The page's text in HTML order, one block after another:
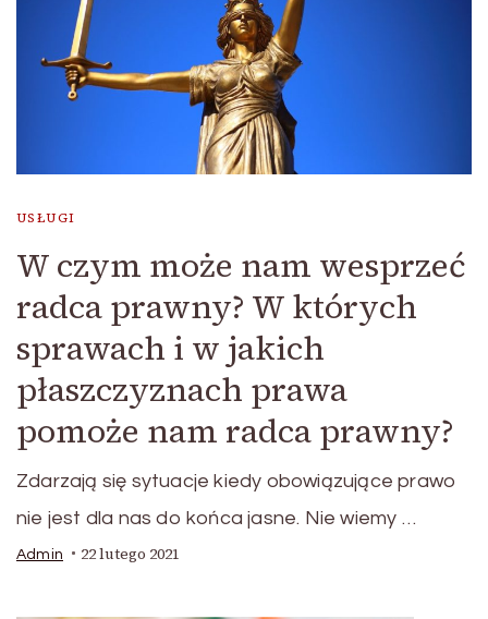
USŁUGI
W czym może nam wesprzeć
radca prawny? W których
sprawach i w jakich
płaszczyznach prawa
pomoże nam radca prawny?
Zdarzają się sytuacje kiedy obowiązujące prawo
nie jest dla nas do końca jasne. Nie wiemy …
Admin 22 lutego 2021